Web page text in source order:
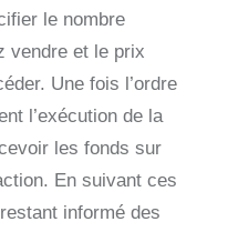
le nombre
vendre et le prix
Une fois l’ordre
l’exécution de la
les fonds sur
En suivant ces
informé des